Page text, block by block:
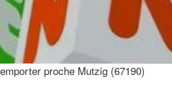
proche Mutzig (67190)